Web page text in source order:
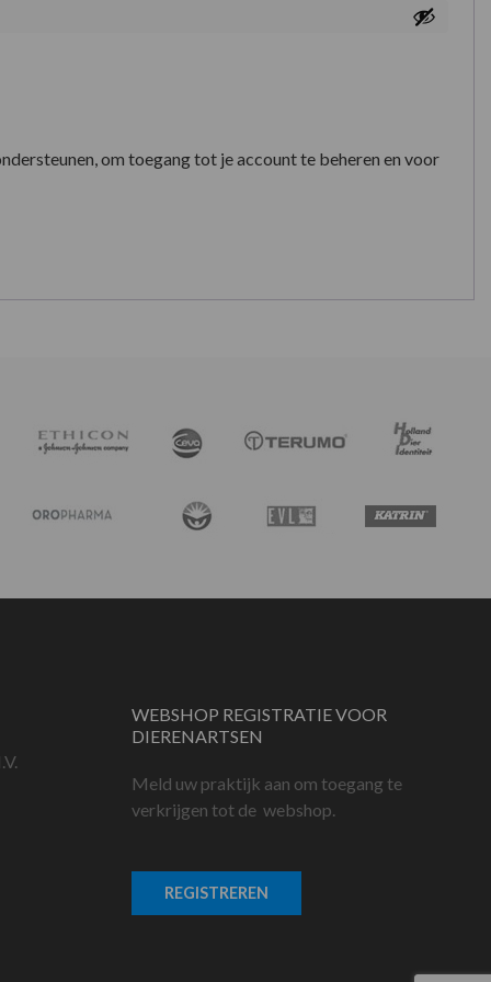
om toegang tot je account te beheren en voor
WEBSHOP REGISTRATIE VOOR
DIERENARTSEN
Meld uw praktijk aan om toegang te
verkrijgen tot de webshop.
REGISTREREN